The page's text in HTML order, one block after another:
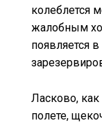
колеблется
жалобным
появляется
Ласково,
полете,